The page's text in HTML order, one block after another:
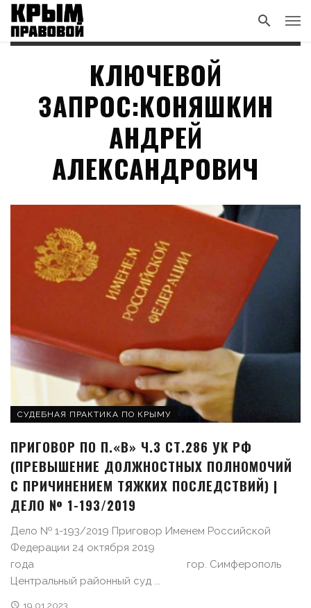
КЛЮЧЕВОЙ
ЗАПРОС:КОНЯШКИН
АНДРЕЙ
АЛЕКСАНДРОВИЧ
СУДЕБНАЯ ПРАКТИКА ПО КРЫМУ
ПРИГОВОР ПО П.«В» Ч.3 СТ.286 УК РФ
(ПРЕВЫШЕНИЕ ДОЛЖНОСТНЫХ ПОЛНОМОЧИЙ
С ПРИЧИНЕНИЕМ ТЯЖКИХ ПОСЛЕДСТВИЙ) |
ДЕЛО № 1-193/2019
Дело № 1-193/2019 Приговор Именем Российской
Федерации 24 октября 2019
года гор. Симферополь
Центральный районный суд ...
19.01.2023